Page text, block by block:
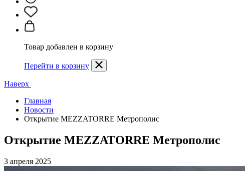
Товар добавлен в корзину
Перейти в корзину
Наверх
Главная
Новости
Открытие MEZZATORRE Метрополис
Открытие MEZZATORRE Метрополис
3 апреля 2025